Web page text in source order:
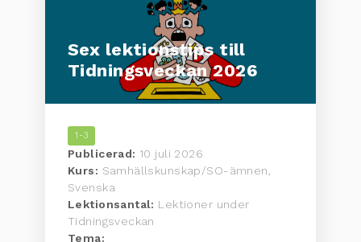
Sex lektionstips till
Tidningsveckan 2026
1-3
Publicerad: 10 juli 2026
Kurs: Samhällskunskap/SO-ämnen,
Svenska
Lektionsantal: Lektioner under
Tidningsveckan
Tema: